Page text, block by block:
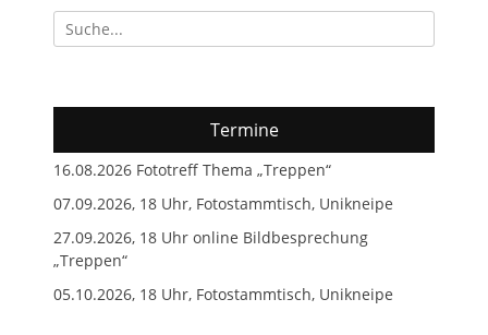
Suchen
nach:
Termine
16.08.2026 Fototreff Thema „Treppen“
07.09.2026, 18 Uhr, Fotostammtisch, Unikneipe
27.09.2026, 18 Uhr online Bildbesprechung
„Treppen“
05.10.2026, 18 Uhr, Fotostammtisch, Unikneipe